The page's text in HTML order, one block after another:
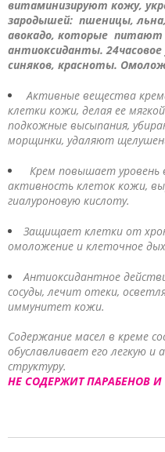
витаминизируют кожу,
зародышей: пшеницы,
авокадо, которые
антиоксиданты.
синяков, красноты.
Активные вещества
клетки кожи, делая ее
подкожные высыпания,
морщинки, удаляют
Крем повышает уровень
активность клеток кожи,
гиалуроновую кислоту.
Защищает клетки от
омоложение и клеточное
Антиоксидантное
сосуды, лечит отеки,
иммунитет кожи.
Содержание масел в креме
обуславливает его легкую
структуру.
НЕ СОДЕРЖИТ ПАРАБЕНОВ И